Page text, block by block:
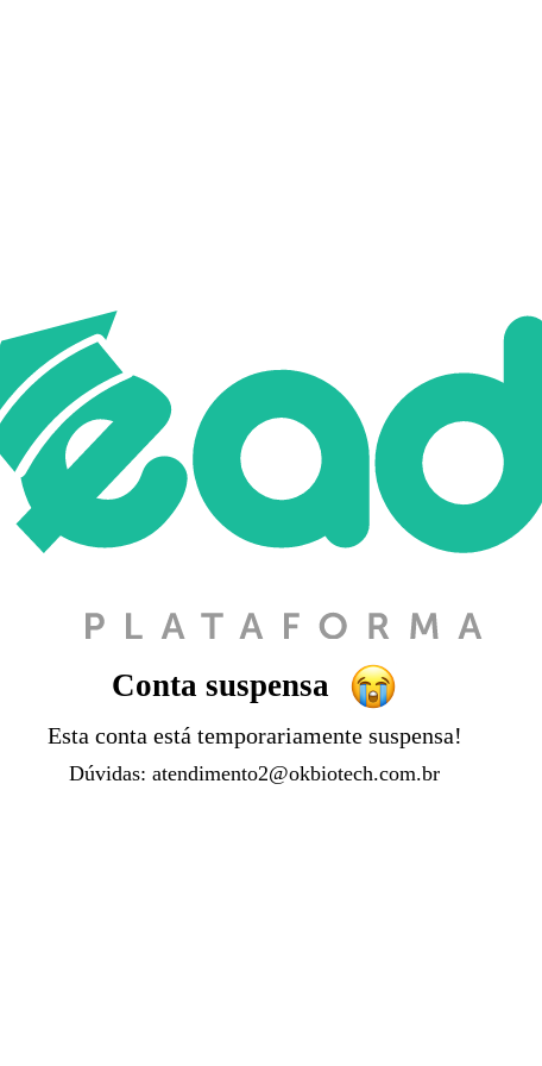
Conta suspensa
Esta conta está temporariamente suspensa!
Dúvidas: atendimento2@okbiotech.com.br